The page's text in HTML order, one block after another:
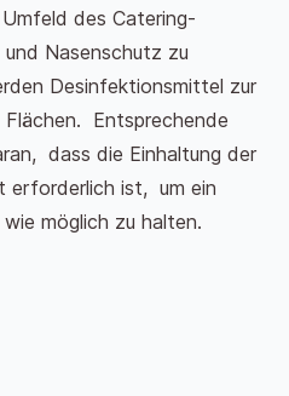
des Catering-
Nasenschutz zu
Desinfektionsmittel zur
Flächen. Entsprechende
dass die Einhaltung der
erforderlich ist, um ein
möglich zu halten.